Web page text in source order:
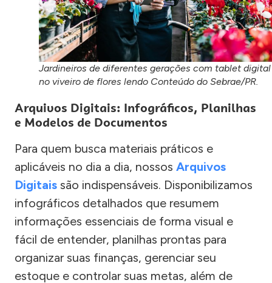
Jardineiros de diferentes gerações com tablet digital
no viveiro de flores lendo Conteúdo do Sebrae/PR.
Arquivos Digitais: Infográficos, Planilhas
e Modelos de Documentos
Para quem busca materiais práticos e
aplicáveis no dia a dia, nossos Arquivos
Digitais são indispensáveis. Disponibilizamos
infográficos detalhados que resumem
informações essenciais de forma visual e
fácil de entender, planilhas prontas para
organizar suas finanças, gerenciar seu
estoque e controlar suas metas, além de